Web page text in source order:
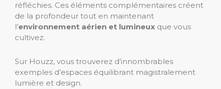
réfléchies. Ces éléments complémentaires créent
de la profondeur tout en maintenant
l’environnement aérien et lumineux que vous
cultivez.
Sur Houzz, vous trouverez d’innombrables
exemples d’espaces équilibrant magistralement
lumière et design.